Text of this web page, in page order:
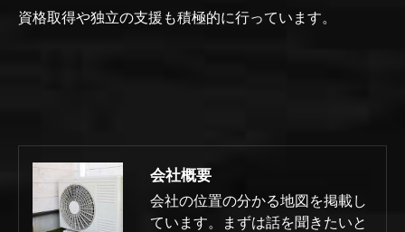
資格取得や独立の支援も積極的に行っています。
会社概要
会社の位置の分かる地図を掲載し
ています。まずは話を聞きたいと